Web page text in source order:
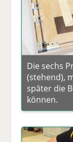
Die sechs
(stehend),
später die
können.